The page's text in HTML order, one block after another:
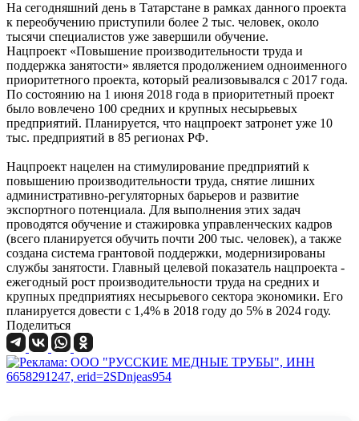
На сегодняшний день в Татарстане в рамках данного проекта
к переобучению приступили более 2 тыс. человек, около
тысячи специалистов уже завершили обучение.
Нацпроект «Повышение производительности труда и
поддержка занятости» является продолжением одноименного
приоритетного проекта, который реализовывался с 2017 года.
По состоянию на 1 июня 2018 года в приоритетный проект
было вовлечено 100 средних и крупных несырьевых
предприятий. Планируется, что нацпроект затронет уже 10
тыс. предприятий в 85 регионах РФ.
Нацпроект нацелен на стимулирование предприятий к
повышению производительности труда, снятие лишних
административно-регуляторных барьеров и развитие
экспортного потенциала. Для выполнения этих задач
проводятся обучение и стажировка управленческих кадров
(всего планируется обучить почти 200 тыс. человек), а также
создана система грантовой поддержки, модернизированы
службы занятости. Главный целевой показатель нацпроекта -
ежегодный рост производительности труда на средних и
крупных предприятиях несырьевого сектора экономики. Его
планируется довести c 1,4% в 2018 году до 5% в 2024 году.
Поделиться